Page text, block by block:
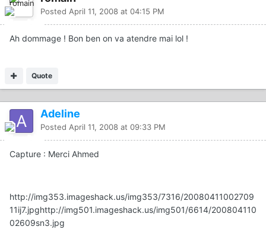
Posted April 11, 2008 at 04:15 PM
Ah dommage ! Bon ben on va atendre mai lol !
Quote
Adeline
Posted April 11, 2008 at 09:33 PM
Capture : Merci Ahmed
http://img353.imageshack.us/img353/7316/20080411002709
11ij7.jpghttp://img501.imageshack.us/img501/6614/200804110
02609sn3.jpg